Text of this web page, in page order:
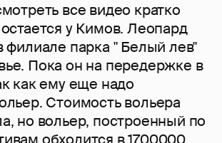
все видео кратко
у Кимов. Леопард
филиале парка " Белый лев"
Пока он на передержке в
как ему еще надо
Стоимость вольера
но вольер, построенный по